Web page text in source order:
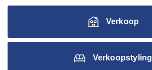
Verkoop
Verkoopstyling